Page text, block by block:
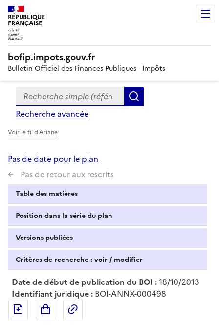
RÉPUBLIQUE
FRANÇAISE
bofip.impots.gouv.fr
Bulletin Officiel des Finances Publiques - Impôts
Formulaire
de
recherche
Recherche simple (références, mots clés, partie du
Recherche avancée
Voir le fil d'Ariane
Pas de date pour le plan
Pas de retour aux rescrits
Table des matières
Position dans la série du plan
Versions publiées
Critères de recherche : voir / modifier
Date de début de publication du BOI :18/10/2013
Identifiant juridique : BOI-ANNX-000498
Exporter le document au format pdf